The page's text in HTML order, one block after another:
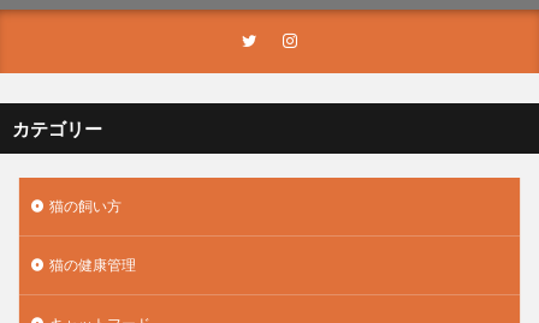
カテゴリー
猫の飼い方
猫の健康管理